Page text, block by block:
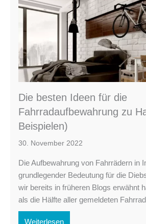
Die besten Ideen für die
Fahrradaufbewahrung zu
Beispielen)
30. November 2022
Die Aufbewahrung von Fahrrädern in
grundlegender Bedeutung für die
wir bereits in früheren Blogs erwähnt
als die Hälfte aller gemeldeten
Weiterlesen